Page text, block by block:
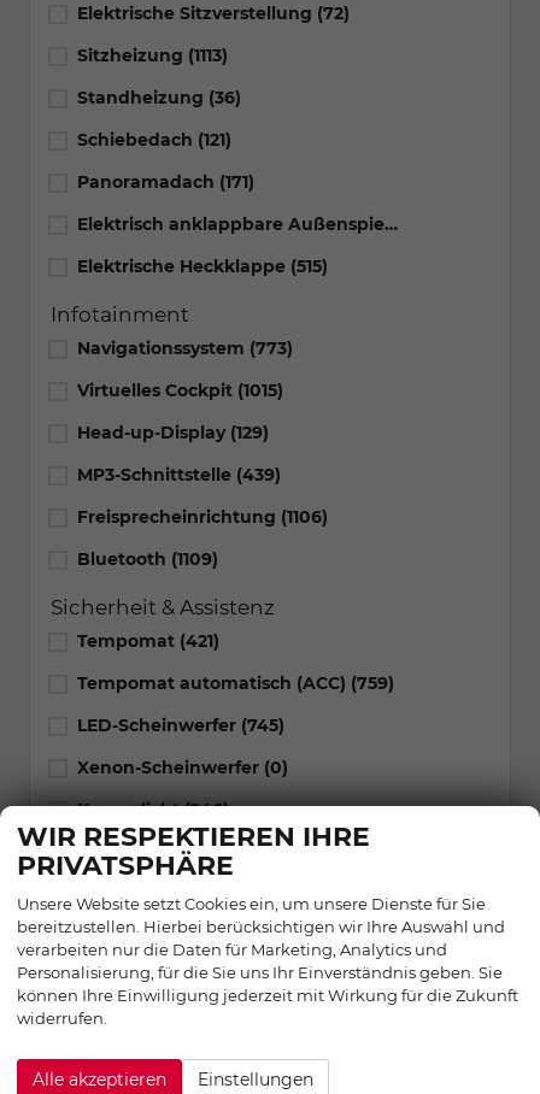
Elektrische Sitzverstellung (72)
Sitzheizung (1113)
Standheizung (36)
Schiebedach (121)
Panoramadach (171)
Elektrisch anklappbare Außenspiegel
Elektrische Heckklappe (515)
Infotainment
Navigationssystem (773)
Virtuelles Cockpit (1015)
Head-up-Display (129)
MP3-Schnittstelle (439)
Freisprecheinrichtung (1106)
Bluetooth (1109)
Sicherheit & Assistenz
Tempomat (421)
Tempomat automatisch (ACC) (759)
LED-Scheinwerfer (745)
Xenon-Scheinwerfer (0)
Kurvenlicht(246)
Nebelscheinwerfer(365)
Lichtsensor (1092)
Regensensor(1017)
Einparkhilfe
alles ausgewählt
WIR RESPEKTIEREN IHRE
PRIVATSPHÄRE
Unsere Website setzt Cookies ein, um unsere Dienste für Sie
bereitzustellen. Hierbei berücksichtigen wir Ihre Auswahl und
verarbeiten nur die Daten für Marketing, Analytics und
Personalisierung, für die Sie uns Ihr Einverständnis geben. Sie
können Ihre Einwilligung jederzeit mit Wirkung für die Zukunft
widerrufen.
Alle akzeptieren Einstellungen